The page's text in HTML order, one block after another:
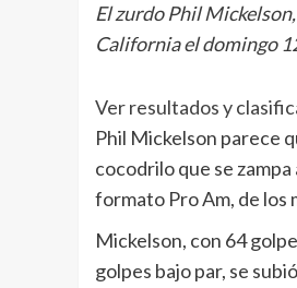
El zurdo Phil
California el domingo
Ver resultados y
Phil Mickelson parece
cocodrilo que se
formato Pro Am, de los
Mickelson, con 64
golpes bajo par, se